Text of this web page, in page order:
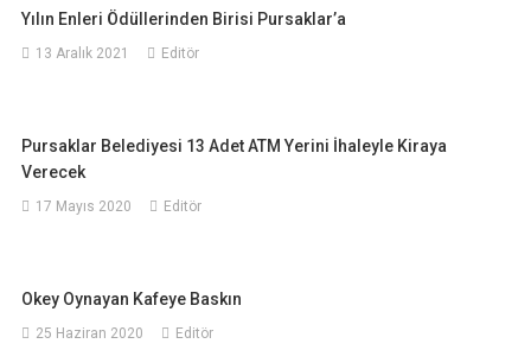
Yılın Enleri Ödüllerinden Birisi Pursaklar’a
13 Aralık 2021 Editör
Pursaklar Belediyesi 13 Adet ATM Yerini İhaleyle Kiraya
Verecek
17 Mayıs 2020 Editör
Okey Oynayan Kafeye Baskın
25 Haziran 2020 Editör